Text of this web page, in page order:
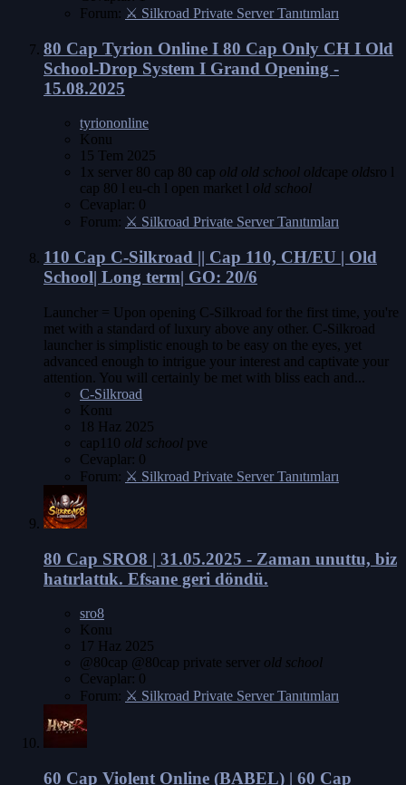
Forum: ⚔️ Silkroad Private Server Tanıtımları
80 Cap Tyrion Online I 80 Cap Only CH I Old
School-Drop System I Grand Opening -
15.08.2025
tyriononline
Konu
15 Tem 2025
1x server 80 cap 80 cap old old school oldcape oldsro l
cap 80 l eu-ch l open market l old school
Cevaplar: 0
Forum: ⚔️ Silkroad Private Server Tanıtımları
110 Cap C-Silkroad || Cap 110, CH/EU | Old
School| Long term| GO: 20/6
Launcher = Upon opening C-Silkroad for the first time, you're
met with a standard of luxury above any other. C-Silkroad
launcher is simplistic enough to be easy on the eyes, yet
advanced enough to intrigue your interest and captivate your
attention. You will certainly be met with bliss each and...
C-Silkroad
Konu
18 Haz 2025
cap110 old school pve
Cevaplar: 0
Forum: ⚔️ Silkroad Private Server Tanıtımları
80 Cap SRO8 | 31.05.2025 - Zaman unuttu, biz
hatırlattık. Efsane geri döndü.
sro8
Konu
17 Haz 2025
@80cap @80cap private server old school
Cevaplar: 0
Forum: ⚔️ Silkroad Private Server Tanıtımları
60 Cap Violent Online (BABEL) | 60 Cap